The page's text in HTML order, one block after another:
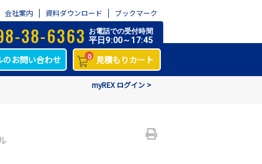
会社案内 資料ダウンロード ブックマーク
38-6363 お電話での受付時間
平日9:00～17:45
のお問い合わせ 0 見積もりカート
myREX ログイン >